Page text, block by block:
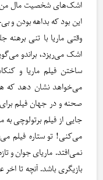
اشک‌های شخصیت مال من
این بود که بداهه بودن و
وقتی ماریا با تنی
اشک می‌ریزد، براندو
ساختن فیلم ماریا و
می‌خواهد نشان دهد که
صحنه و در جهان فیلم
جایی از فیلم برتولوچی به
می‌کنی! تو ستاره فیلم‌
نمی‌افتد. ماریای جوان و
بازیگری باشد. آنچه تا